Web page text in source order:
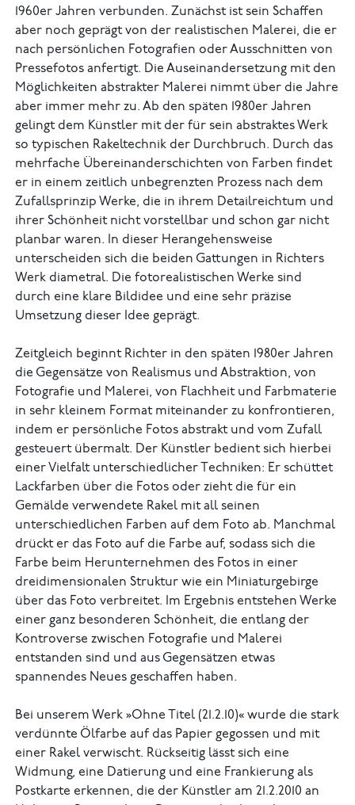
1960er Jahren verbunden. Zunächst ist sein Schaffen
aber noch geprägt von der realistischen Malerei, die er
nach persönlichen Fotografien oder Ausschnitten von
Pressefotos anfertigt. Die Auseinandersetzung mit den
Möglichkeiten abstrakter Malerei nimmt über die Jahre
aber immer mehr zu. Ab den späten 1980er Jahren
gelingt dem Künstler mit der für sein abstraktes Werk
so typischen Rakeltechnik der Durchbruch. Durch das
mehrfache Übereinanderschichten von Farben findet
er in einem zeitlich unbegrenzten Prozess nach dem
Zufallsprinzip Werke, die in ihrem Detailreichtum und
ihrer Schönheit nicht vorstellbar und schon gar nicht
planbar waren. In dieser Herangehensweise
unterscheiden sich die beiden Gattungen in Richters
Werk diametral. Die fotorealistischen Werke sind
durch eine klare Bildidee und eine sehr präzise
Umsetzung dieser Idee geprägt.
Zeitgleich beginnt Richter in den späten 1980er Jahren
die Gegensätze von Realismus und Abstraktion, von
Fotografie und Malerei, von Flachheit und Farbmaterie
in sehr kleinem Format miteinander zu konfrontieren,
indem er persönliche Fotos abstrakt und vom Zufall
gesteuert übermalt. Der Künstler bedient sich hierbei
einer Vielfalt unterschiedlicher Techniken: Er schüttet
Lackfarben über die Fotos oder zieht die für ein
Gemälde verwendete Rakel mit all seinen
unterschiedlichen Farben auf dem Foto ab. Manchmal
drückt er das Foto auf die Farbe auf, sodass sich die
Farbe beim Herunternehmen des Fotos in einer
dreidimensionalen Struktur wie ein Miniaturgebirge
über das Foto verbreitet. Im Ergebnis entstehen Werke
einer ganz besonderen Schönheit, die entlang der
Kontroverse zwischen Fotografie und Malerei
entstanden sind und aus Gegensätzen etwas
spannendes Neues geschaffen haben.
Bei unserem Werk »Ohne Titel (21.2.10)« wurde die stark
verdünnte Ölfarbe auf das Papier gegossen und mit
einer Rakel verwischt. Rückseitig lässt sich eine
Widmung, eine Datierung und eine Frankierung als
Postkarte erkennen, die der Künstler am 21.2.2010 an